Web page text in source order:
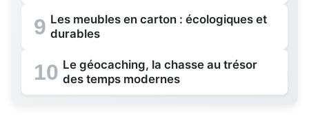
9 Les meubles en carton : écologiques et
durables
10 Le géocaching, la chasse au trésor
des temps modernes